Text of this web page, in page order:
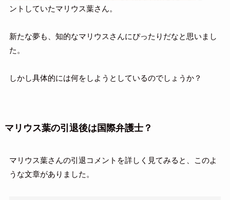
ントしていたマリウス葉さん。
新たな夢も、知的なマリウスさんにぴったりだなと思いまし
た。
しかし具体的には何をしようとしているのでしょうか？
マリウス葉の引退後は国際弁護士？
マリウス葉さんの引退コメントを詳しく見てみると、このよ
うな文章がありました。